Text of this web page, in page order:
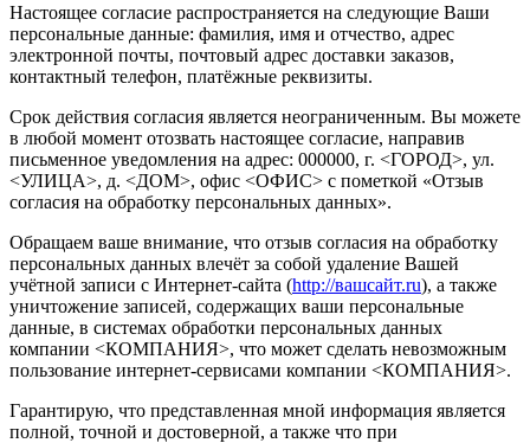
Настоящее согласие распространяется на следующие Ваши
персональные данные: фамилия, имя и отчество, адрес
электронной почты, почтовый адрес доставки заказов,
контактный телефон, платёжные реквизиты.
Срок действия согласия является неограниченным. Вы можете
в любой момент отозвать настоящее согласие, направив
письменное уведомления на адрес: 000000, г. <ГОРОД>, ул.
<УЛИЦА>, д. <ДОМ>, офис <ОФИС> с пометкой «Отзыв
согласия на обработку персональных данных».
Обращаем ваше внимание, что отзыв согласия на обработку
персональных данных влечёт за собой удаление Вашей
учётной записи с Интернет-сайта (http://вашсайт.ru), а также
уничтожение записей, содержащих ваши персональные
данные, в системах обработки персональных данных
компании <КОМПАНИЯ>, что может сделать невозможным
пользование интернет-сервисами компании <КОМПАНИЯ>.
Гарантирую, что представленная мной информация является
полной, точной и достоверной, а также что при